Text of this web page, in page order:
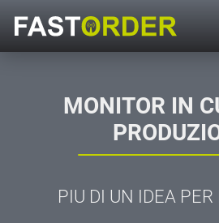
MONITOR IN
PIU DI UN IDEA